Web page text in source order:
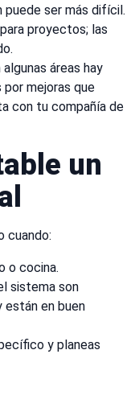
puede ser más difícil.
proyectos; las
áreas hay
mejoras que
con tu compañía de
un
cuando:
o cocina.
sistema son
están en buen
y planeas